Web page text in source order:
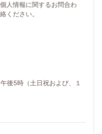
人情報に関するお問合わ
ください。
後5時（土日祝および、１